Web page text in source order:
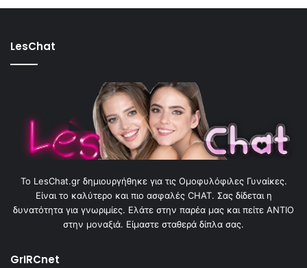
LesChat
To LesChat.gr δημιουργήθηκε για τις Ομοφυλόφιλες Γυναίκες.
Είναι το καλύτερο και πιο ασφαλές CHAT. Σας δίδεται η
δυνατότητα για γνωριμίες. Ελάτε στην παρέα μας και πείτε ΑΝΤΙΟ
στην μοναξιά. Είμαστε σταθερά δίπλα σας.
GrIRCnet